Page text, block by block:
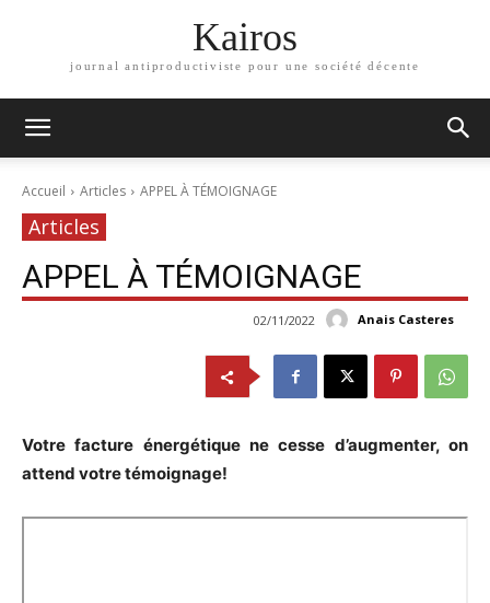
Kairos
journal antiproductiviste pour une société décente
Accueil Articles APPEL À TÉMOIGNAGE
Articles
APPEL À TÉMOIGNAGE
Anais Casteres
02/11/2022
Votre facture énergétique ne cesse d’augmenter, on
attend votre témoignage!